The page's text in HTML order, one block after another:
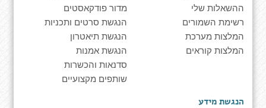
ההשאלות שלי
רשימת השמורים
המלצות מערכת
המלצות קוראים
מדור פודקאסטים
הנגשת סרטים ותכניות
הנגשת תיאטרון
הנגשת אמנות
סדנאות והכשרות
שותפים מקצועיים
הנגשת מידע